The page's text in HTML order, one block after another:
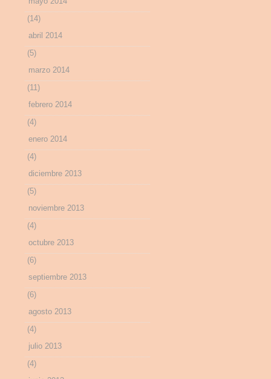
(14)
abril 2014
(5)
marzo 2014
(11)
febrero 2014
(4)
enero 2014
(4)
diciembre 2013
(5)
noviembre 2013
(4)
octubre 2013
(6)
septiembre 2013
(6)
agosto 2013
(4)
julio 2013
(4)